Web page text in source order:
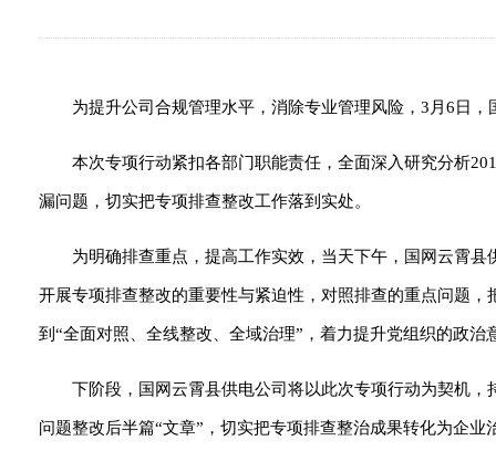
为提升公司合规管理水平，消除专业管理风险，3月6日
本次专项行动紧扣各部门职能责任，全面深入研究分析
漏问题，切实把专项排查整改工作落到实处。
为明确排查重点，提高工作实效，当天下午，国网云霄
开展专项排查整改的重要性与紧迫性，对照排查的重点问题
到“全面对照、全线整改、全域治理”，着力提升党组织的政治
下阶段，国网云霄县供电公司将以此次专项行动为契机
问题整改后半篇“文章”，切实把专项排查整治成果转化为企